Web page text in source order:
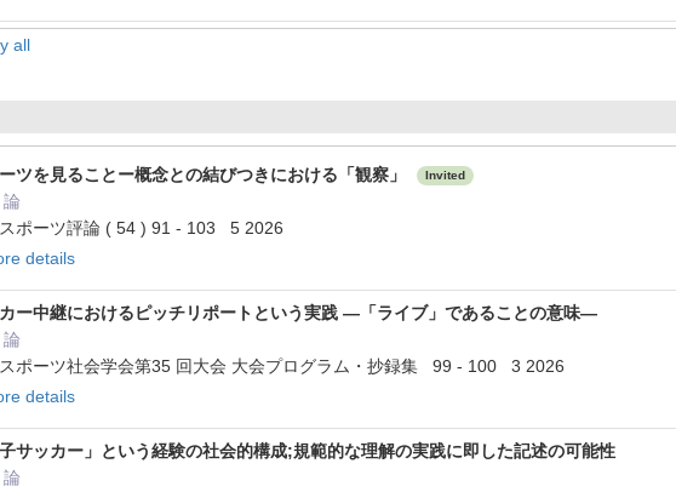
all
ツを見ることー概念との結びつきにおける「観察」 Invited
論
ポーツ評論 ( 54 ) 91 - 103 5 2026
details
ー中継におけるピッチリポートという実践 ―「ライブ」であることの意味―
論
ポーツ社会学会第35 回大会 大会プログラム・抄録集 99 - 100 3 2026
details
子サッカー」という経験の社会的構成;規範的な理解の実践に即した記述の可能性
論